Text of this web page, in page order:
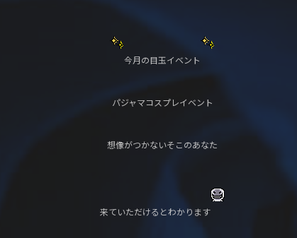
今月の目玉イベント
パジャマコスプレイベント
想像がつかないそこのあなた
来ていただけるとわかります